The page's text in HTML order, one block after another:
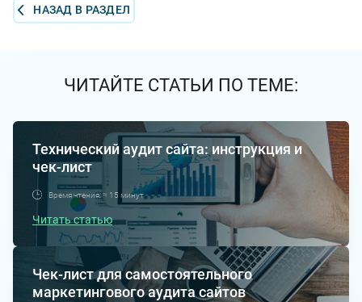
НАЗАД В РАЗДЕЛ
ЧИТАЙТЕ СТАТЬИ ПО ТЕМЕ:
Технический аудит сайта: инструкция и
чек-лист
Время чтения: ≈ 15 минут
Читать статью
Чек-лист для самостоятельного
маркетингового аудита сайтов